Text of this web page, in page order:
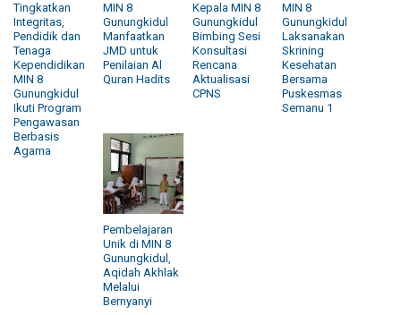
Tingkatkan
Integritas,
Pendidik dan
Tenaga
Kependidikan
MIN 8
Gunungkidul
Ikuti Program
Pengawasan
Berbasis
Agama
MIN 8
Gunungkidul
Manfaatkan
JMD untuk
Penilaian Al
Quran Hadits
Kepala MIN 8
Gunungkidul
Bimbing Sesi
Konsultasi
Rencana
Aktualisasi
CPNS
MIN 8
Gunungkidul
Laksanakan
Skrining
Kesehatan
Bersama
Puskesmas
Semanu 1
Pembelajaran
Unik di MIN 8
Gunungkidul,
Aqidah Akhlak
Melalui
Bernyanyi